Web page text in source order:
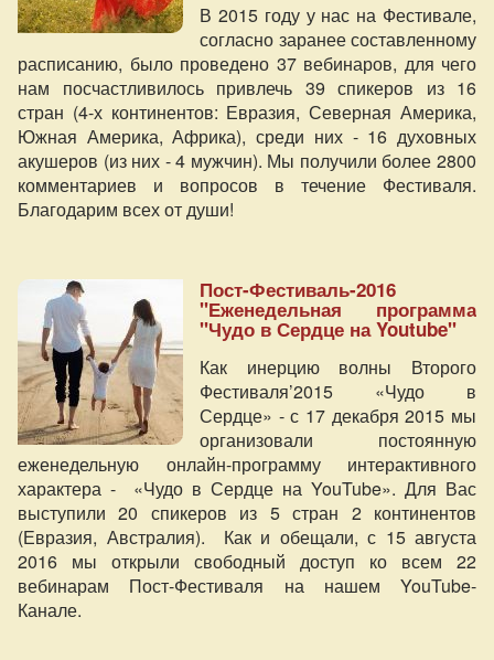
В 2015 году у нас на Фестивале,
согласно заранее составленному
расписанию, было проведено 37 вебинаров, для чего
нам посчастливилось привлечь 39 спикеров из 16
стран (4-х континентов: Евразия, Северная Америка,
Южная Америка, Африка), среди них - 16 духовных
акушеров (из них - 4 мужчин). Мы получили более 2800
комментариев и вопросов в течение Фестиваля.
Благодарим всех от души!
Пост-Фестиваль-2016
"Еженедельная программа
"Чудо в Сердце на Youtube"
Как инерцию волны Второго
Фестиваля’2015 «Чудо в
Сердце» - с 17 декабря 2015 мы
организовали постоянную
еженедельную онлайн-программу интерактивного
характера - «Чудо в Сердце на YouTube». Для Вас
выступили 20 спикеров из 5 стран 2 континентов
(Евразия, Австралия). Как и обещали, с 15 августа
2016 мы открыли свободный доступ ко всем 22
вебинарам Пост-Фестиваля на нашем YouTube-
Канале.